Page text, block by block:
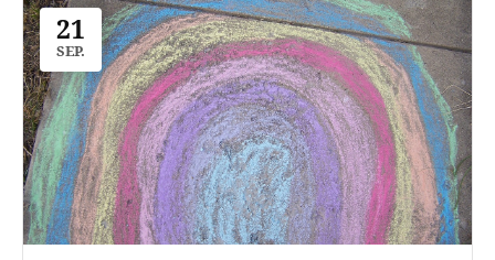
21
SEP.